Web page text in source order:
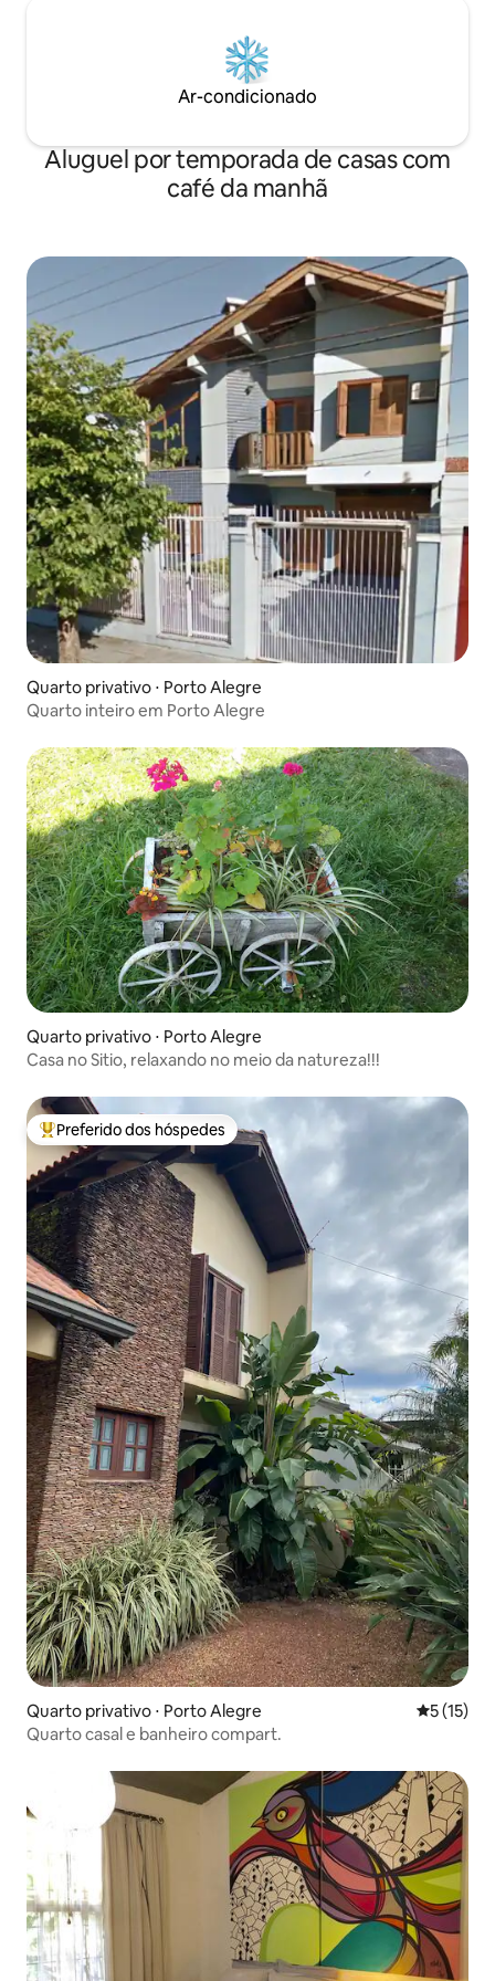
Ar-condicionado
Aluguel por temporada de casas com
café da manhã
Quarto privativo ⋅ Porto Alegre
Quarto inteiro em Porto Alegre
Quarto privativo ⋅ Porto Alegre
Casa no Sitio, relaxando no meio da natureza!!!
Entre os melhores preferidos dos hóspedes
Preferido dos hóspedes
Quarto privativo ⋅ Porto Alegre 5 de uma
5 (15)
Quarto casal e banheiro compart.